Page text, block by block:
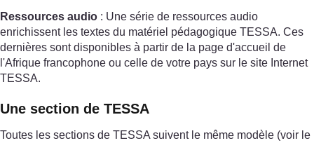
Ressources audio : Une série de ressources audio
enrichissent les textes du matériel pédagogique TESSA. Ces
dernières sont disponibles à partir de la page d'accueil de
l'Afrique francophone ou celle de votre pays sur le site Internet
TESSA.
Une section de TESSA
Toutes les sections de TESSA suivent le même modèle (voir le